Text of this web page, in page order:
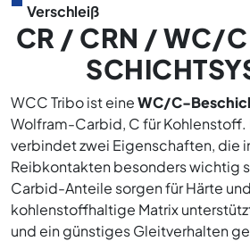
Verschleiß
CR / CRN / WC/
WCC Tribo ist eineWC/C-
Wolfram-Carbid, C für Kohlenstoff.
verbindet zwei Eigenschaften, die
Reibkontakten besonders wichtig
Carbid-Anteile sorgen für Härte
kohlenstoffhaltige Matrix
und ein günstiges Gleitverhalten